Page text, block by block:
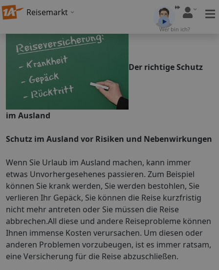
Reisemarkt
Wer bin ich?
Der richtige Schutz
im Ausland
Schutz im Ausland vor Risiken und Nebenwirkungen
Wenn Sie Urlaub im Ausland machen, kann immer
etwas Unvorhergesehenes passieren. Zum Beispiel
können Sie krank werden, Sie werden bestohlen, Sie
verlieren Ihr Gepäck, Sie können die Reise kurzfristig
nicht mehr antreten oder Sie müssen die Reise
abbrechen.All diese und andere Reiseprobleme können
Ihnen immense Kosten verursachen. Um diesen oder
anderen Problemen vorzubeugen, ist es immer ratsam,
eine Versicherung für die Reise abzuschließen.